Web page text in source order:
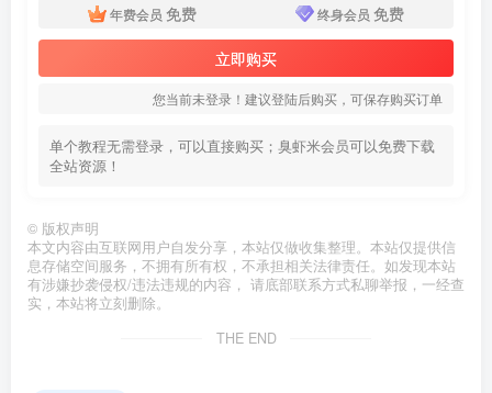
年费会员 免费 终身会员 免费
立即购买
您当前未登录！建议登陆后购买，可保存购买订单
单个教程无需登录，可以直接购买；臭虾米会员可以免费下载
全站资源！
© 版权声明
本文内容由互联网用户自发分享，本站仅做收集整理。本站仅提供信
息存储空间服务，不拥有所有权，不承担相关法律责任。如发现本站
有涉嫌抄袭侵权/违法违规的内容， 请底部联系方式私聊举报，一经查
实，本站将立刻删除。
THE END